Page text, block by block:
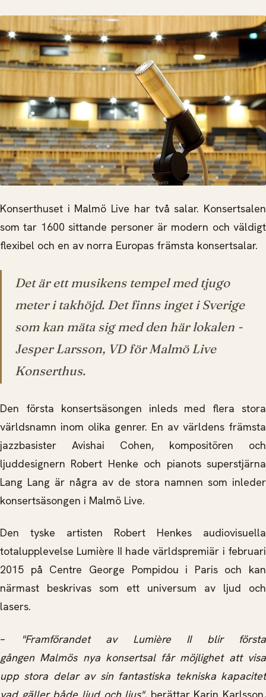
Konserthuset i Malmö Live har två salar. Konsertsalen
som tar 1600 sittande personer är modern och väldigt
flexibel och en av norra Europas främsta konsertsalar.
Det är ett musikens tempel med tjugo
meter i takhöjd. Det finns inget i Sverige
som kan mäta sig med den här lokalen -
Jesper Larsson, VD för Malmö Live
Konserthus.
Den första konsertsäsongen inleds med flera stora
världsnamn inom olika genrer. En av världens främsta
jazzbasister Avishai Cohen, kompositören och
ljuddesignern Robert Henke och pianots superstjärna
Lang Lang är några av de stora namnen som inleder
konsertsäsongen i Malmö Live.
Den tyske artisten Robert Henkes audiovisuella
totalupplevelse Lumière II hade världspremiär i februari
2015 på Centre George Pompidou i Paris och kan
närmast beskrivas som ett universum av ljud och
lasers.
–
"Framförandet av Lumière II blir första
gången Malmös nya konsertsal får möjlighet att visa
upp stora delar av sin fantastiska tekniska kapacitet
vad gäller både ljud och ljus", berättar Karin Karlsson,